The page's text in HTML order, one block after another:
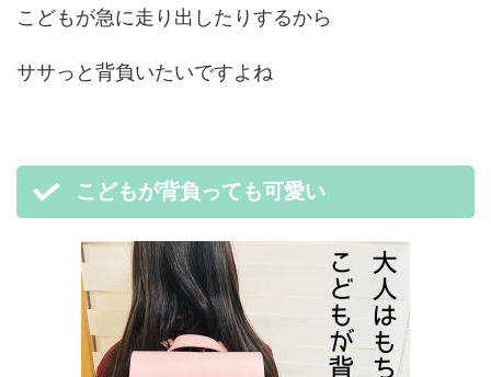
こどもが急に走り出したりするから
ササっと背負いたいですよね
こどもが背負っても可愛い